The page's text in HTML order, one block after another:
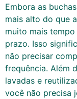
Embora as
mais alto do que
muito mais
prazo. Isso
não precisar
frequência. Além
lavadas e
você não precisa